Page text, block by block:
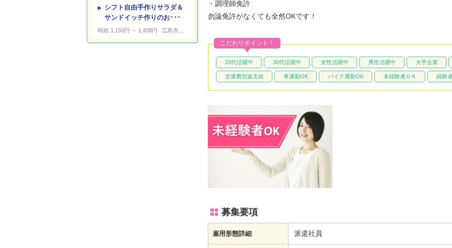
・調理師免許
勿論免許がなくても全然OKです！
20代活躍中 30代活躍中 女性活躍中 男性活躍中 大手企業
交通費別途支給 車通勤OK バイク通勤OK 未経験者ＯＫ 経験
こだわりポイント！
募集要項
雇用形態詳細 派遣社員
シフト自由手作りサラダ＆
サンドイッチ作りのお･･･
時給 1,150円 ～ 1,438円 広島市中区三川町